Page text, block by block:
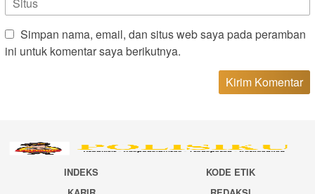
Simpan nama, email, dan situs web saya pada peramban
ini untuk komentar saya berikutnya.
INDEKS
KODE ETIK